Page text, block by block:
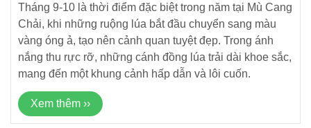
Tháng 9-10 là thời điểm đặc biệt trong năm tại Mù Cang
Chải, khi những ruộng lúa bắt đầu chuyển sang màu
vàng óng ả, tạo nên cảnh quan tuyệt đẹp. Trong ánh
nắng thu rực rỡ, những cánh đồng lúa trải dài khoe sắc,
mang đến một khung cảnh hấp dẫn và lôi cuốn.
Xem thêm ››